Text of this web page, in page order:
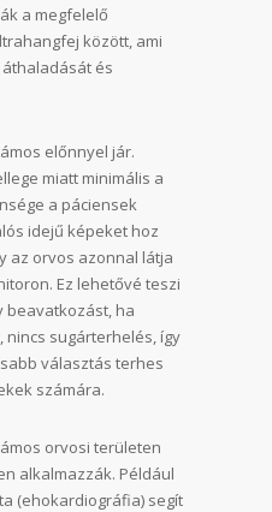
a megfelelő
között, ami
és
előnnyel jár.
miatt minimális a
a páciensek
idejű képeket hoz
az orvos azonnal látja
Ez lehetővé teszi
beavatkozást, ha
nincs sugárterhelés, így
választás terhes
számára.
orvosi területen
alkalmazzák. Például
(ehokardiográfia) segít